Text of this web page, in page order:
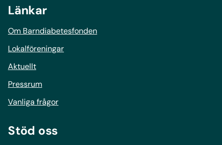
Länkar
Om Barndiabetesfonden
Lokalföreningar
Aktuellt
Pressrum
Vanliga frågor
Stöd oss